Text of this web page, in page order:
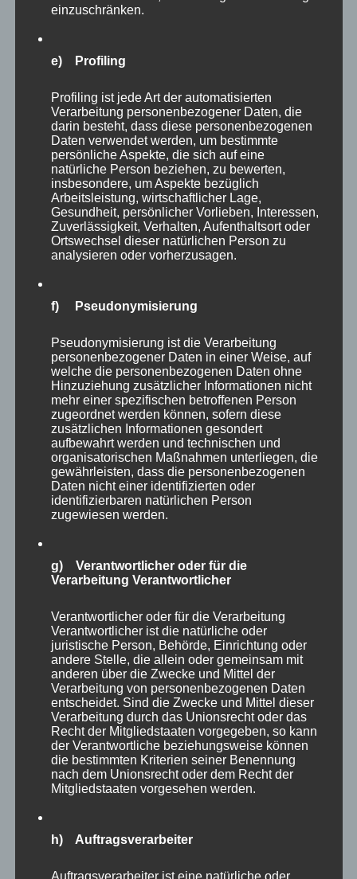
Viele Wasservögel bekommt man in einer
begehbaren Voliere geboten, die mit einer
netten Bank geradezu dazu einlädt, dort Platz
zu nehmen und eine Weile in mitten der
vielfältigen Vögel zu verweilen. Bei meinem
Besuch saßen leider schon zwei Damen auf der
Bank… :).
Eine weitere große Voliere, die leider nicht
begehbar war, präsentierte Löffler, Kraniche,
Storche und weitere Vögel.
einzuschränken.
e) Profiling
Profiling ist jede Art der automatisierten
Verarbeitung personenbezogener Daten, die
darin besteht, dass diese personenbezogenen
Daten verwendet werden, um bestimmte
persönliche Aspekte, die sich auf eine
natürliche Person beziehen, zu bewerten,
insbesondere, um Aspekte bezüglich
Arbeitsleistung, wirtschaftlicher Lage,
Gesundheit, persönlicher Vorlieben, Interessen,
Zuverlässigkeit, Verhalten, Aufenthaltsort oder
Ortswechsel dieser natürlichen Person zu
analysieren oder vorherzusagen.
f) Pseudonymisierung
Pseudonymisierung ist die Verarbeitung
personenbezogener Daten in einer Weise, auf
welche die personenbezogenen Daten ohne
Hinzuziehung zusätzlicher Informationen nicht
mehr einer spezifischen betroffenen Person
zugeordnet werden können, sofern diese
zusätzlichen Informationen gesondert
aufbewahrt werden und technischen und
organisatorischen Maßnahmen unterliegen, die
gewährleisten, dass die personenbezogenen
Daten nicht einer identifizierten oder
identifizierbaren natürlichen Person
zugewiesen werden.
g) Verantwortlicher oder für die
Verarbeitung Verantwortlicher
Verantwortlicher oder für die Verarbeitung
Verantwortlicher ist die natürliche oder
juristische Person, Behörde, Einrichtung oder
andere Stelle, die allein oder gemeinsam mit
anderen über die Zwecke und Mittel der
Verarbeitung von personenbezogenen Daten
entscheidet. Sind die Zwecke und Mittel dieser
Verarbeitung durch das Unionsrecht oder das
Recht der Mitgliedstaaten vorgegeben, so kann
der Verantwortliche beziehungsweise können
die bestimmten Kriterien seiner Benennung
nach dem Unionsrecht oder dem Recht der
Mitgliedstaaten vorgesehen werden.
h) Auftragsverarbeiter
Auftragsverarbeiter ist eine natürliche oder